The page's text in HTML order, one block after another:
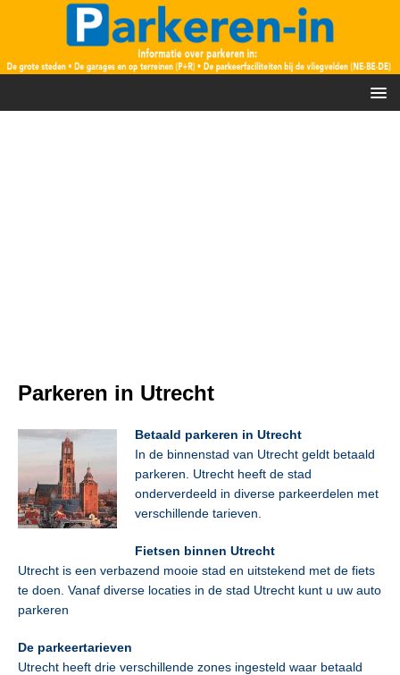
Parkeren in Utrecht
Betaald parkeren in Utrecht
In de binnenstad van Utrecht geldt betaald
parkeren. Utrecht heeft de stad
onderverdeeld in diverse parkeerdelen met
verschillende tarieven.
Fietsen binnen Utrecht
Utrecht is een verbazend mooie stad en uitstekend met de fiets
te doen. Vanaf diverse locaties in de stad Utrecht kunt u uw auto
parkeren
De parkeertarieven
Utrecht heeft drie verschillende zones ingesteld waar betaald